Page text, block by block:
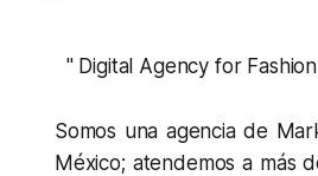
" Digital Agency for Fashion
Somos una agencia de
México; atendemos a más